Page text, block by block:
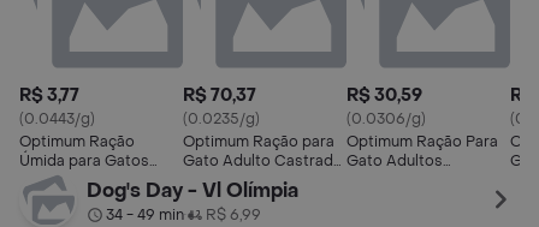
R$ 3,77
(0.0443/g)
Optimum Ração
Úmida para Gatos
Castrados 1+ Anos
Sabor Frango
R$ 70,37
(0.0235/g)
Optimum Ração para
Gato Adulto Castrado
Sabor Frango
R$ 30,59
(0.0306/g)
Optimum Ração Para
Gato Adultos
R$
Dog's Day - Vl Olímpia
34 - 49 min• R$ 6,99